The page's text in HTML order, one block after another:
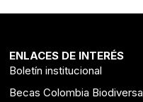
ENLACES DE INTERÉS
Boletín institucional
Becas Colombia Biodiversa